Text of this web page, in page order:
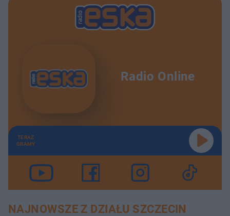
Radio Online
TERAZ
GRAMY
NAJNOWSZE Z DZIAŁU SZCZECIN